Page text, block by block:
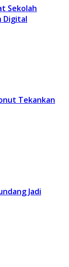
Sekolah
Digital
Tekankan
Jadi